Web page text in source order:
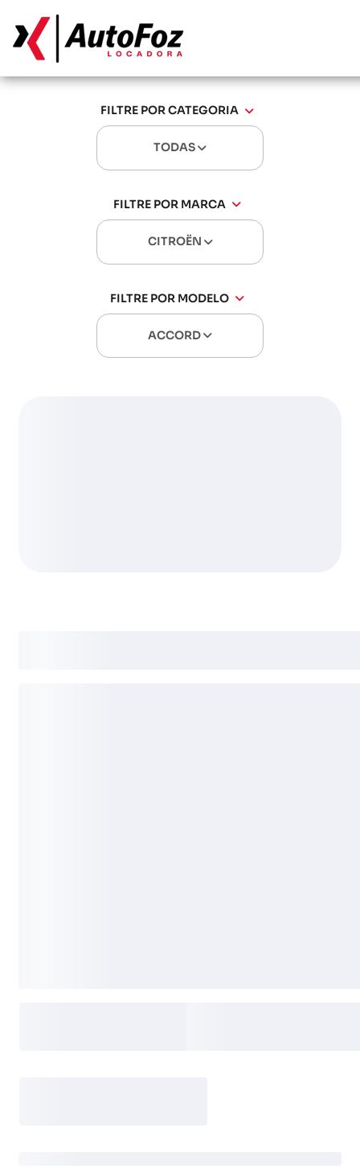
FILTRE POR CATEGORIA
TODAS
FILTRE POR MARCA
CITROËN
FILTRE POR MODELO
ACCORD